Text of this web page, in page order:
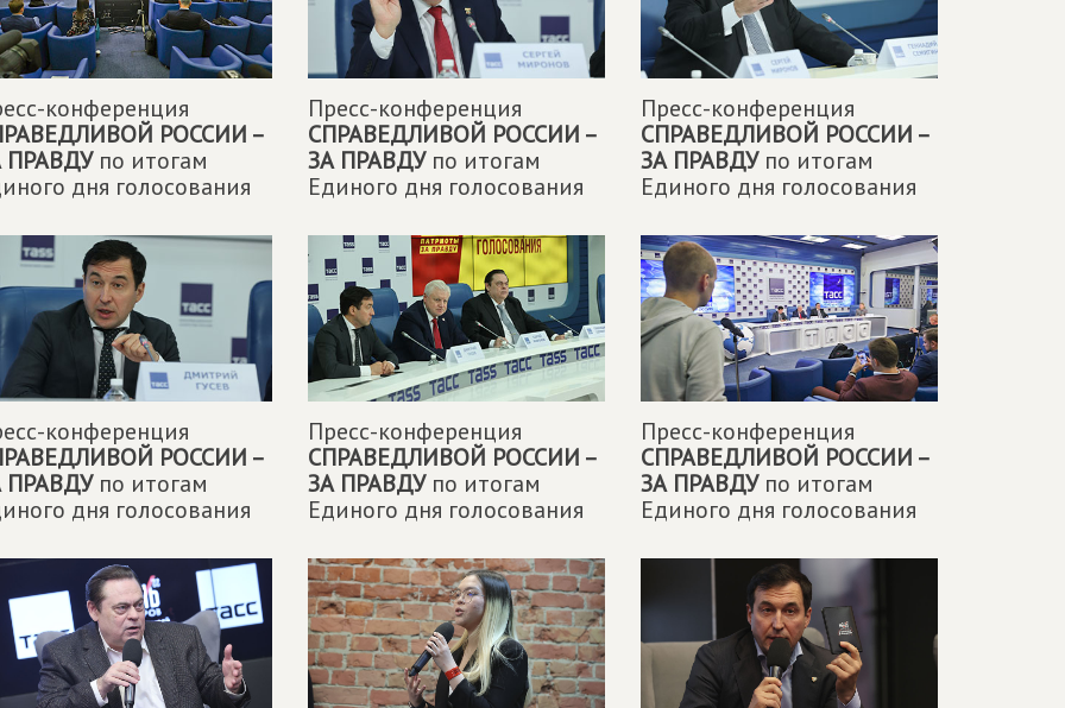
конференция
РОССИИ –
ПРАВДУпо итогам
дня голосования
Пресс-конференция
СПРАВЕДЛИВОЙ РОССИИ –
ЗА ПРАВДУпо итогам
Единого дня голосования
Пресс-конференция
СПРАВЕДЛИВОЙ РОССИИ –
ЗА ПРАВДУпо итогам
Единого дня голосования
конференция
РОССИИ –
ПРАВДУпо итогам
дня голосования
Пресс-конференция
СПРАВЕДЛИВОЙ РОССИИ –
ЗА ПРАВДУпо итогам
Единого дня голосования
Пресс-конференция
СПРАВЕДЛИВОЙ РОССИИ –
ЗА ПРАВДУпо итогам
Единого дня голосования